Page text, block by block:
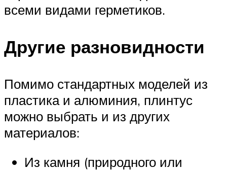
всеми видами герметиков.
Другие разновидности
Помимо стандартных моделей из
пластика и алюминия, плинтус
можно выбрать и из других
материалов:
Из камня (природного или